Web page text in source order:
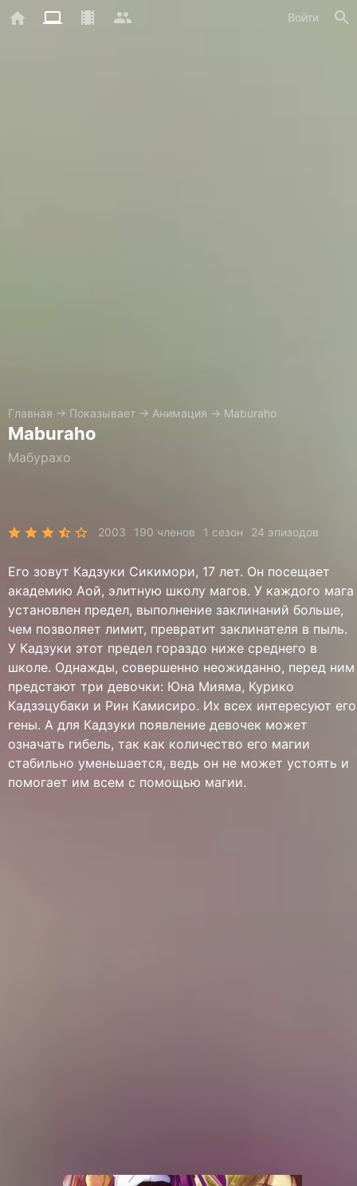
Войти
Главная → Показывает → Анимация → Maburaho
Maburaho
Мабурахо
2003 190 членов 1 сезон 24 эпизодов
Его зовут Кадзуки Сикимори, 17 лет. Он посещает
академию Аой, элитную школу магов. У каждого мага
установлен предел, выполнение заклинаний больше,
чем позволяет лимит, превратит заклинателя в пыль.
У Кадзуки этот предел гораздо ниже среднего в
школе. Однажды, совершенно неожиданно, перед ним
предстают три девочки: Юна Мияма, Курико
Кадзэцубаки и Рин Камисиро. Их всех интересуют его
гены. А для Кадзуки появление девочек может
означать гибель, так как количество его магии
стабильно уменьшается, ведь он не может устоять и
помогает им всем с помощью магии.